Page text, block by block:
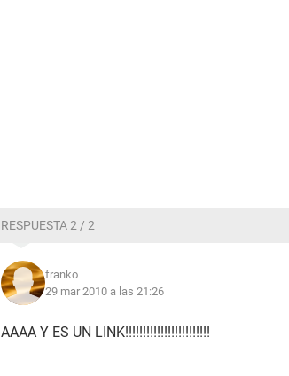
RESPUESTA 2 / 2
franko
29 mar 2010 a las 21:26
AAAA Y ES UN LINK!!!!!!!!!!!!!!!!!!!!!!!!